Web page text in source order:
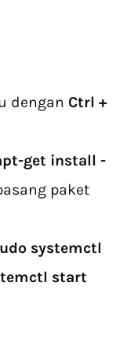
dengan Ctrl +
get install -
paket
systemctl
start